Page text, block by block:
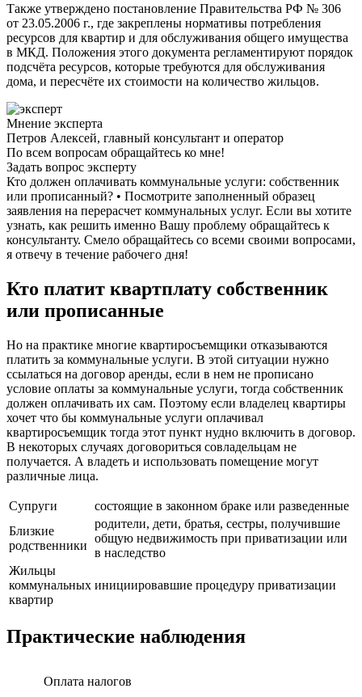
Также утверждено постановление Правительства РФ № 306
от 23.05.2006 г., где закреплены нормативы потребления
ресурсов для квартир и для обслуживания общего имущества
в МКД. Положения этого документа регламентируют порядок
подсчёта ресурсов, которые требуются для обслуживания
дома, и пересчёте их стоимости на количество жильцов.
Мнение эксперта
Петров Алексей, главный консультант и оператор
По всем вопросам обращайтесь ко мне!
Задать вопрос эксперту
Кто должен оплачивать коммунальные услуги: собственник
или прописанный? • Посмотрите заполненный образец
заявления на перерасчет коммунальных услуг. Если вы хотите
узнать, как решить именно Вашу проблему обращайтесь к
консультанту. Смело обращайтесь со всеми своими вопросами,
я отвечу в течение рабочего дня!
Кто платит квартплату собственник
или прописанные
Но на практике многие квартиросъемщики отказываются
платить за коммунальные услуги. В этой ситуации нужно
ссылаться на договор аренды, если в нем не прописано
условие оплаты за коммунальные услуги, тогда собственник
должен оплачивать их сам. Поэтому если владелец квартиры
хочет что бы коммунальные услуги оплачивал
квартиросъемщик тогда этот пункт нудно включить в договор.
В некоторых случаях договориться совладельцам не
получается. А владеть и использовать помещение могут
различные лица.
Супруги
состоящие в законном браке или разведенные
Близкие
родственники
родители, дети, братья, сестры, получившие
общую недвижимость при приватизации или
в наследство
Жильцы
коммунальных
квартир
инициировавшие процедуру приватизации
Практические наблюдения
Оплата налогов